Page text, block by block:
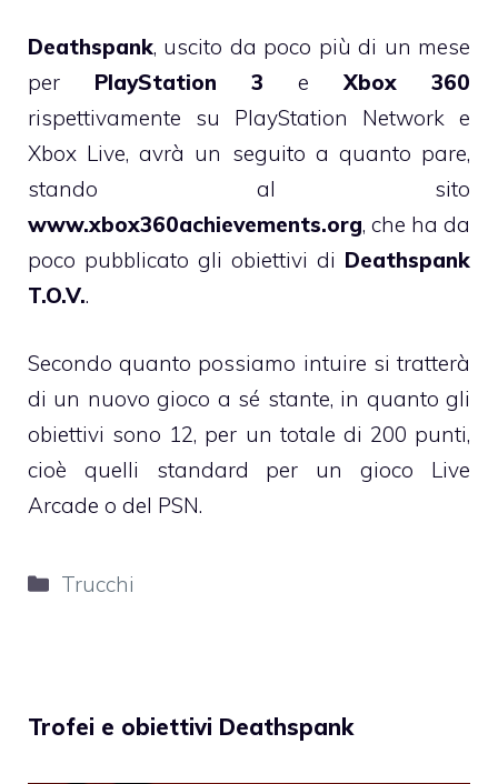
Deathspank, uscito da poco più di un mese
per PlayStation 3 eXbox 360
rispettivamente su PlayStation Network e
Xbox Live, avrà un seguito a quanto pare,
stando al sito
www.xbox360achievements.org, che ha da
poco pubblicato gli obiettivi di Deathspank
T.O.V..
Secondo quanto possiamo intuire si tratterà
di un nuovo gioco a sé stante, in quanto gli
obiettivi sono 12, per un totale di 200 punti,
cioè quelli standard per un gioco Live
Arcade o del PSN.
Categorie
Trucchi
Trofei e obiettivi Deathspank